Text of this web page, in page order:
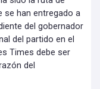
se han entregado a
del gobernador
del partido en el
Times debe ser
del